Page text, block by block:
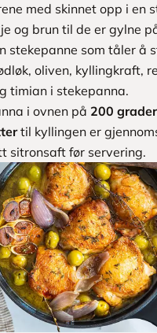
med skinnet opp i en
og brun til de er gylne
stekepanne som tåler å
oliven, kyllingkraft,
timian i stekepanna.
i ovnen på 200
til kyllingen er
sitronsaft før servering.